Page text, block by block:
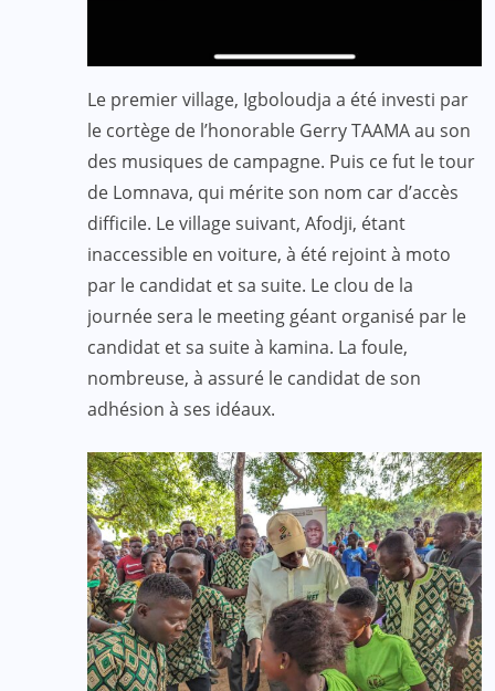
Le premier village, Igboloudja a été investi par
le cortège de l’honorable Gerry TAAMA au son
des musiques de campagne. Puis ce fut le tour
de Lomnava, qui mérite son nom car d’accès
difficile. Le village suivant, Afodji, étant
inaccessible en voiture, à été rejoint à moto
par le candidat et sa suite. Le clou de la
journée sera le meeting géant organisé par le
candidat et sa suite à kamina. La foule,
nombreuse, à assuré le candidat de son
adhésion à ses idéaux.